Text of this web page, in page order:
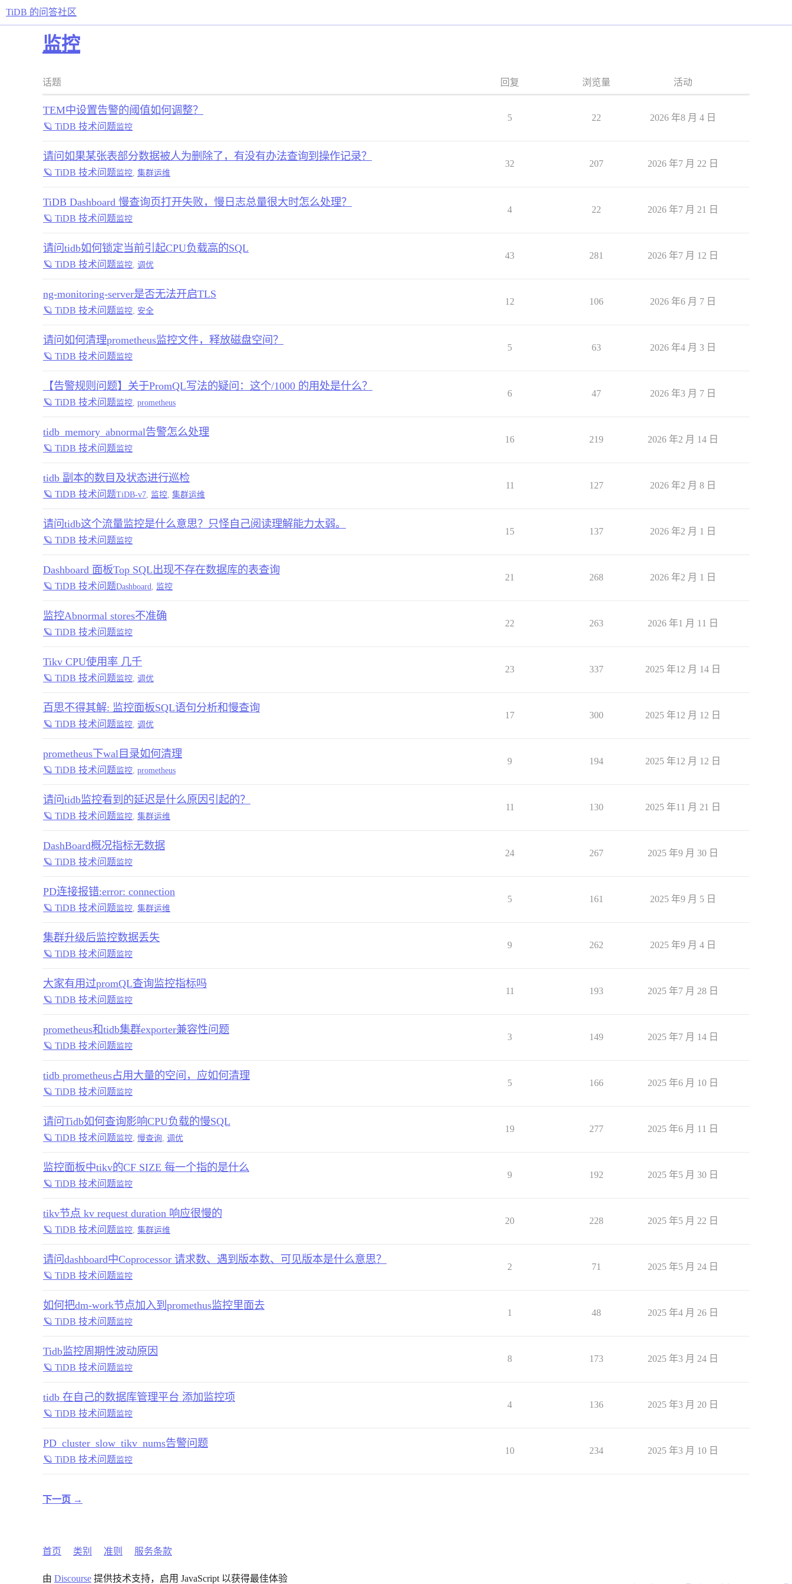
TiDB 的问答社区
监控
话题 回复 浏览量 活动
TEM中设置告警的阈值如何调整？
🪐 TiDB 技术问题监控
5 22 2026 年8 月 4 日
请问如果某张表部分数据被人为删除了，有没有办法查询到操作记录？
🪐 TiDB 技术问题监控 集群运维
32 207 2026 年7 月 22 日
TiDB Dashboard 慢查询页打开失败，慢日志总量很大时怎么处理？
🪐 TiDB 技术问题监控
4 22 2026 年7 月 21 日
请问tidb如何锁定当前引起CPU负载高的SQL
🪐 TiDB 技术问题监控 调优
43 281 2026 年7 月 12 日
ng-monitoring-server是否无法开启TLS
🪐 TiDB 技术问题监控 安全
12 106 2026 年6 月 7 日
请问如何清理prometheus监控文件，释放磁盘空间？
🪐 TiDB 技术问题监控
5 63 2026 年4 月 3 日
【告警规则问题】关于PromQL写法的疑问：这个/1000 的用处是什么？
🪐 TiDB 技术问题监控 prometheus
6 47 2026 年3 月 7 日
tidb_memory_abnormal告警怎么处理
🪐 TiDB 技术问题监控
16 219 2026 年2 月 14 日
tidb 副本的数目及状态进行巡检
🪐 TiDB 技术问题TiDB-v7 监控 集群运维
11 127 2026 年2 月 8 日
请问tidb这个流量监控是什么意思？只怪自己阅读理解能力太弱。
🪐 TiDB 技术问题监控
15 137 2026 年2 月 1 日
Dashboard 面板Top SQL出现不存在数据库的表查询
🪐 TiDB 技术问题Dashboard 监控
21 268 2026 年2 月 1 日
监控Abnormal stores不准确
🪐 TiDB 技术问题监控
22 263 2026 年1 月 11 日
Tikv CPU使用率 几千
🪐 TiDB 技术问题监控 调优
23 337 2025 年12 月 14 日
百思不得其解: 监控面板SQL语句分析和慢查询
🪐 TiDB 技术问题监控 调优
17 300 2025 年12 月 12 日
prometheus下wal目录如何清理
🪐 TiDB 技术问题监控 prometheus
9 194 2025 年12 月 12 日
请问tidb监控看到的延迟是什么原因引起的？
🪐 TiDB 技术问题监控 集群运维
11 130 2025 年11 月 21 日
DashBoard概况指标无数据
🪐 TiDB 技术问题监控
24 267 2025 年9 月 30 日
PD连接报错:error: connection
🪐 TiDB 技术问题监控 集群运维
5 161 2025 年9 月 5 日
集群升级后监控数据丢失
🪐 TiDB 技术问题监控
9 262 2025 年9 月 4 日
大家有用过promQL查询监控指标吗
🪐 TiDB 技术问题监控
11 193 2025 年7 月 28 日
prometheus和tidb集群exporter兼容性问题
🪐 TiDB 技术问题监控
3 149 2025 年7 月 14 日
tidb prometheus占用大量的空间，应如何清理
🪐 TiDB 技术问题监控
5 166 2025 年6 月 10 日
请问Tidb如何查询影响CPU负载的慢SQL
🪐 TiDB 技术问题监控 慢查询 调优
19 277 2025 年6 月 11 日
监控面板中tikv的CF SIZE 每一个指的是什么
🪐 TiDB 技术问题监控
9 192 2025 年5 月 30 日
tikv节点 kv request duration 响应很慢的
🪐 TiDB 技术问题监控 集群运维
20 228 2025 年5 月 22 日
请问dashboard中Coprocessor 请求数、遇到版本数、可见版本是什么意思？
🪐 TiDB 技术问题监控
2 71 2025 年5 月 24 日
如何把dm-work节点加入到promethus监控里面去
🪐 TiDB 技术问题监控
1 48 2025 年4 月 26 日
Tidb监控周期性波动原因
🪐 TiDB 技术问题监控
8 173 2025 年3 月 24 日
tidb 在自己的数据库管理平台 添加监控项
🪐 TiDB 技术问题监控
4 136 2025 年3 月 20 日
PD_cluster_slow_tikv_nums告警问题
🪐 TiDB 技术问题监控
10 234 2025 年3 月 10 日
下一页 →
首页 类别 准则 服务条款
由 Discourse 提供技术支持，启用 JavaScript 以获得最佳体验